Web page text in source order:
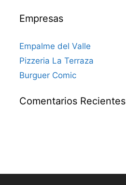
Empresas
Empalme del Valle
Pizzeria La Terraza
Burguer Comic
Comentarios Recientes